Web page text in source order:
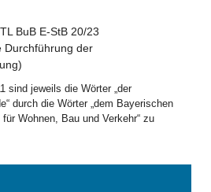
BuB E-StB 20/23
Durchführung der
sind jeweils die Wörter „der
durch die Wörter „dem Bayerischen
Wohnen, Bau und Verkehr“ zu